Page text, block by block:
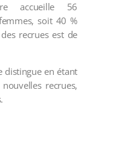
accueille 56
soit 40 %
recrues est de
distingue en étant
recrues,